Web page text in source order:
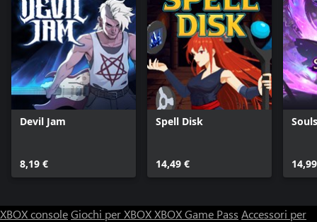
Devil Jam
8,19 €
Spell Disk
14,49 €
XBOX consoleGiochi per XBOXXBOX Game Pass Accessori per